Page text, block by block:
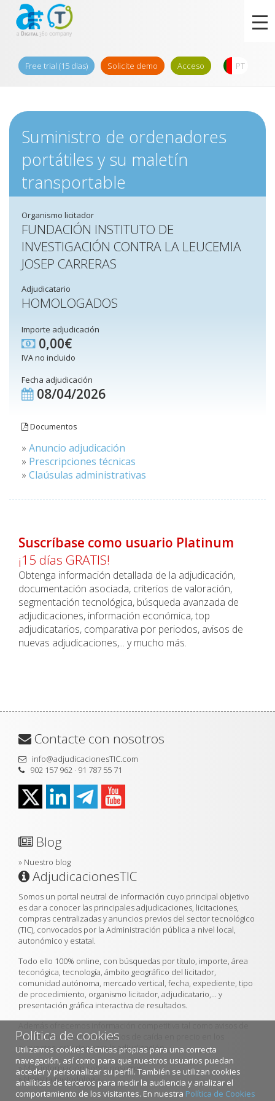
Free trial (15 dias) Solicite demo Acceso PT
Política de cookies
Utilizamos cookies técnicas propias para una correcta
navegación, así como para que nuestros usuarios puedan
acceder y personalizar su perfil. También se utilizan cookies
analíticas de terceros para medir la audiencia y analizar el
comportamiento de los visitantes. En nuestra Política de Cookies
Suministro de ordenadores
portátiles y su maletín
transportable
Organismo licitador
FUNDACIÓN INSTITUTO DE
INVESTIGACIÓN CONTRA LA LEUCEMIA
JOSEP CARRERAS
Adjudicatario
HOMOLOGADOS
Importe adjudicación
0,00€
IVA no incluido
Fecha adjudicación
08/04/2026
Documentos
» Anuncio adjudicación
» Prescripciones técnicas
» Claúsulas administrativas
Suscríbase como usuario Platinum
¡15 días GRATIS!
Obtenga información detallada de la adjudicación,
documentación asociada, criterios de valoración,
segmentación tecnológica, búsqueda avanzada de
adjudicaciones, información económica, top
adjudicatarios, comparativa por periodos, avisos de
nuevas adjudicaciones,... y mucho más.
Contacte con nosotros
info@adjudicacionesTIC.com
902 157 962 · 91 787 55 71
Blog
» Nuestro blog
AdjudicacionesTIC
Somos un portal neutral de información cuyo principal objetivo
es dar a conocer las principales adjudicaciones, licitaciones,
compras centralizadas y anuncios previos del sector tecnológico
(TIC), convocados por la Administración pública a nivel local,
autonómico y estatal.
Todo ello 100% online, con búsquedas por título, importe, área
teconógica, tecnología, ámbito geográfico del licitador,
comunidad autónoma, mercado vertical, fecha, expediente, tipo
de procedimiento, organismo licitador, adjudicatario,... y
presentación gráfica interactiva de resultados.
expiración de contratos, ratios de caída en precio en los
proyectos, criterios para la adjudicación...
»Más información sobre nosotros
»Nuestra metodología